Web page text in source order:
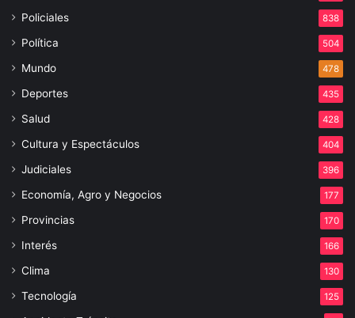
Policiales 838
Política 504
Mundo 478
Deportes 435
Salud 428
Cultura y Espectáculos 404
Judiciales 396
Economía, Agro y Negocios 177
Provincias 170
Interés 166
Clima 130
Tecnología 125